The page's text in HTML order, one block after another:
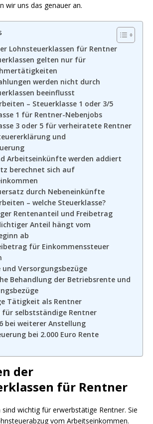
wir uns das genauer an.
Lohnsteuerklassen für Rentner
gelten nur für
werden nicht durch
beeinflusst
– Steuerklasse 1 oder 3/5
1 für Rentner-Nebenjobs
3 oder 5 für verheiratete Rentner
und
Arbeitseinkünfte werden addiert
berechnet sich auf
durch Nebeneinkünfte
– welche Steuerklasse?
Rentenanteil und Freibetrag
Anteil hängt vom
ab
für Einkommenssteuer
Versorgungsbezüge
Behandlung der Betriebsrente und
Tätigkeit als Rentner
für selbstständige Rentner
bei weiterer Anstellung
bei 2.000 Euro Rente
der
für Rentner
wichtig für erwerbstätige Rentner. Sie
vom Arbeitseinkommen.